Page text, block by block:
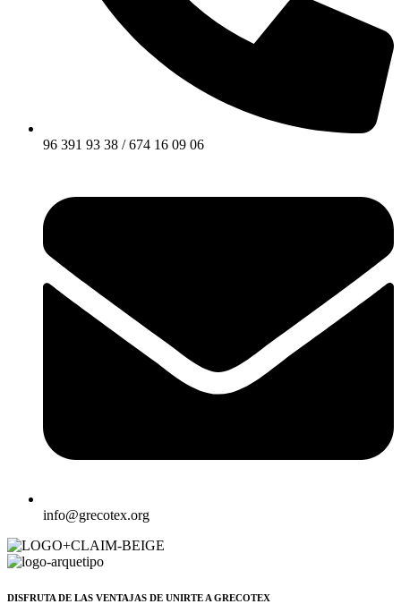
96 391 93 38 / 674 16 09 06
info@grecotex.org
DISFRUTA DE LAS VENTAJAS DE UNIRTE A GRECOTEX